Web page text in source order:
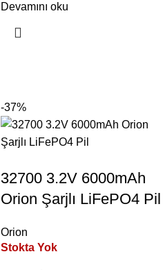
Devamını oku
-37%
32700 3.2V 6000mAh
Orion Şarjlı LiFePO4 Pil
Orion
Stokta Yok